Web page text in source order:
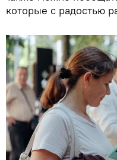
которые с радостью